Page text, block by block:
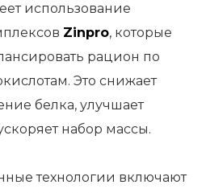
использование
Zinpro, которые
рацион по
Это снижает
белка, улучшает
набор массы.
технологии включают